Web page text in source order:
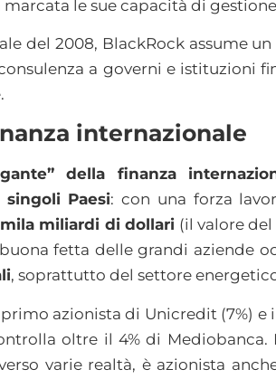
marcata le sue capacità di
del 2008, BlackRock assume
a governi e istituzioni
internazionale
della finanza
Paesi: con una forza
miliardi di dollari (il valore
fetta delle grandi aziende
, soprattutto del settore
azionista di Unicredit (7%)
oltre il 4% di
varie realtà, è azionista